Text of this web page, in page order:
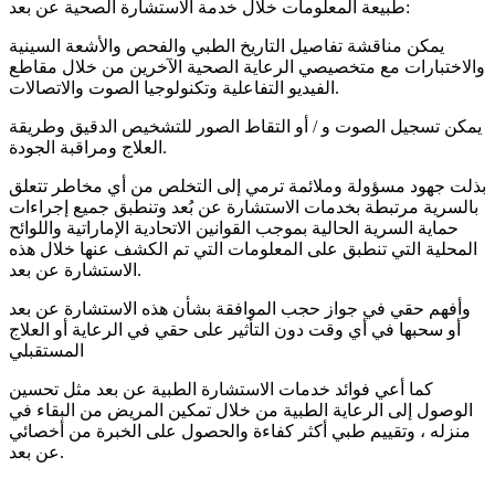
طبيعة المعلومات خلال خدمة الاستشارة الصحية عن بعد:
يمكن مناقشة تفاصيل التاريخ الطبي والفحص والأشعة السينية
والاختبارات مع متخصيصي الرعاية الصحية الآخرين من خلال مقاطع
الفيديو التفاعلية وتكنولوجيا الصوت والاتصالات.
يمكن تسجيل الصوت و / أو التقاط الصور للتشخيص الدقيق وطريقة
العلاج ومراقبة الجودة.
بذلت جهود مسؤولة وملائمة ترمي إلى التخلص من أي مخاطر تتعلق
بالسرية مرتبطة بخدمات الاستشارة عن بُعد وتنطبق جميع إجراءات
حماية السرية الحالية بموجب القوانين الاتحادية الإماراتية واللوائح
المحلية التي تنطبق على المعلومات التي تم الكشف عنها خلال هذه
الاستشارة عن بعد.
وأفهم حقي في جواز حجب الموافقة بشأن هذه الاستشارة عن بعد
أو سحبها في أي وقت دون التأثير على حقي في الرعاية أو العلاج
المستقبلي
كما أعي فوائد خدمات الاستشارة الطبية عن بعد مثل تحسين
الوصول إلى الرعاية الطبية من خلال تمكين المريض من البقاء في
منزله ، وتقييم طبي أكثر كفاءة والحصول على الخبرة من أخصائي
عن بعد.